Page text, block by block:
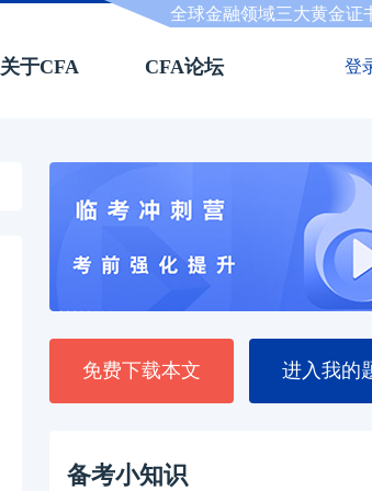
全球金融领域三大黄金证
关于CFA CFA论坛 登
免费下载本文 进入我的
备考小知识